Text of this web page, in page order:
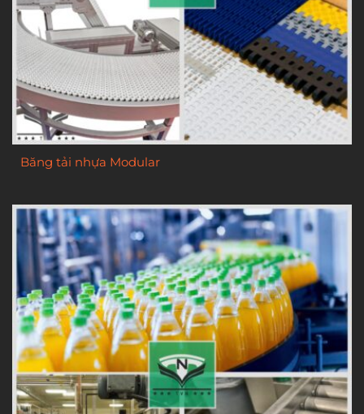
Băng tải nhựa Modular